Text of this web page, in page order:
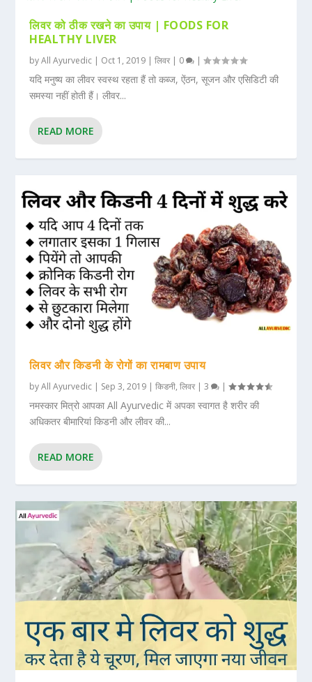
लिवर को ठीक रखने का उपाय | FOODS FOR
HEALTHY LIVER
byAll Ayurvedic | Oct 1, 2019 |लिवर | 0 |
यदि मनुष्य का लीवर स्वस्थ रहता हैं तो कब्ज, ऐंठन, सूजन और एसिडिटी की
समस्या नहीं होती हैं। लीवर...
READ MORE
लिवर और किडनी के रोगों का रामबाण उपाय
byAll Ayurvedic | Sep 3, 2019 |किडनी,लिवर |3 |
नमस्कार मित्रो आपका All Ayurvedic में अपका स्वागत है शरीर की
अधिकतर बीमारियां किडनी और लीवर की...
READ MORE